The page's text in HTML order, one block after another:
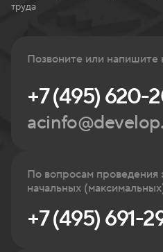
труда
Позвоните или напишите
+7 (495)
По вопросам проведения
начальных
+7 (495) 691-